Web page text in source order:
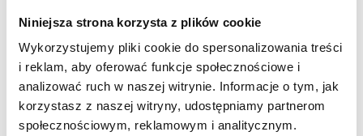
Niniejsza strona korzysta z plików cookie
Wykorzystujemy pliki cookie do spersonalizowania treści
i reklam, aby oferować funkcje społecznościowe i
analizować ruch w naszej witrynie. Informacje o tym, jak
korzystasz z naszej witryny, udostępniamy partnerom
społecznościowym, reklamowym i analitycznym.